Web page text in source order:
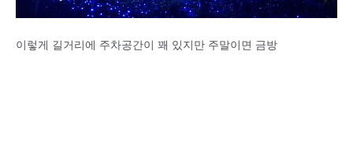
이렇게 길거리에 주차공간이 꽤 있지만 주말이면 금방